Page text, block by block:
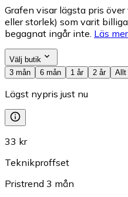
Grafen visar lägsta pris
eller storlek) som varit
begagnat ingår inte. Läs
Välj butik
3 mån
6 mån 1 år 2 år Allt
Lägst nypris just nu
33 kr
Teknikproffset
Pristrend 3 mån